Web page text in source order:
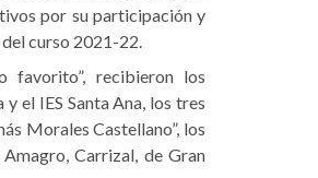
por su participación y
curso 2021-22.
favorito”, recibieron los
el IES Santa Ana, los tres
Morales Castellano”, los
Carrizal, de Gran